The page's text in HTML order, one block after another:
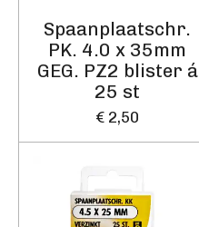
Spaanplaatschr.
PK. 4.0 x 35mm
GEG. PZ2 blister á
25 st
€ 2,50